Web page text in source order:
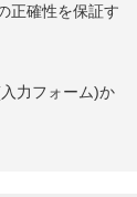
正確性を保証す
力フォーム)か